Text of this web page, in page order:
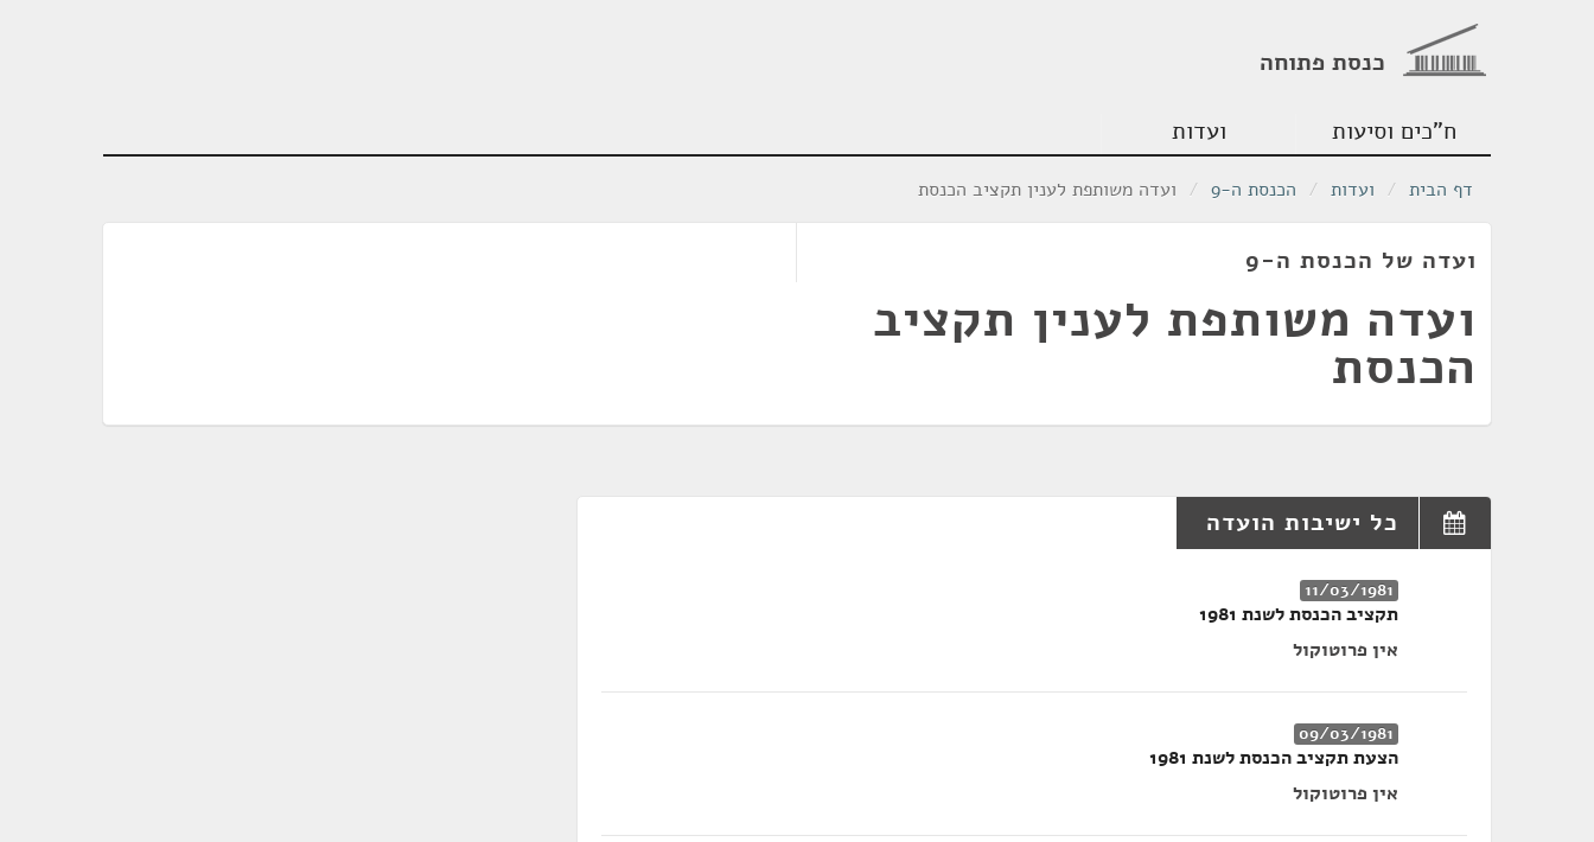
כנסת פתוחה
ח"כים וסיעות ועדות
דף הבית / ועדות / הכנסת ה-9 / ועדה משותפת לענין תקציב הכנסת
ועדה של הכנסת ה-9
ועדה משותפת לענין תקציב
הכנסת
כל ישיבות הועדה
11/03/1981
תקציב הכנסת לשנת 1981
אין פרוטוקול
09/03/1981
הצעת תקציב הכנסת לשנת 1981
אין פרוטוקול